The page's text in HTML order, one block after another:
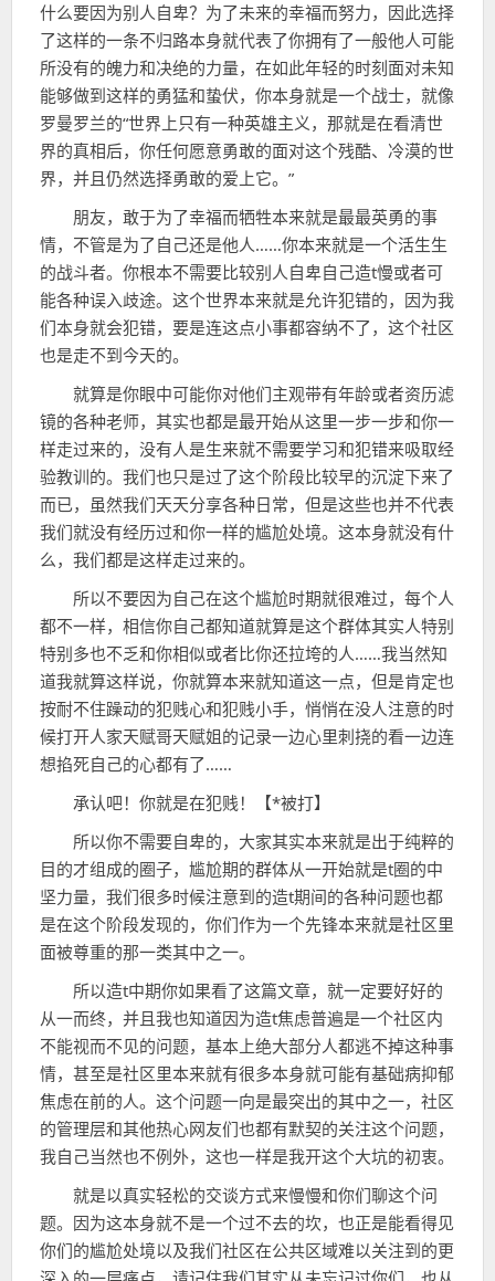
什么要因为别人自卑？为了未来的幸福而努力，因此选择
了这样的一条不归路本身就代表了你拥有了一般他人可能
所没有的魄力和决绝的力量，在如此年轻的时刻面对未知
能够做到这样的勇猛和蛰伏，你本身就是一个战士，就像
罗曼罗兰的“世界上只有一种英雄主义，那就是在看清世
界的真相后，你任何愿意勇敢的面对这个残酷、冷漠的世
界，并且仍然选择勇敢的爱上它。”
朋友，敢于为了幸福而牺牲本来就是最最英勇的事
情，不管是为了自己还是他人……你本来就是一个活生生
的战斗者。你根本不需要比较别人自卑自己造t慢或者可
能各种误入歧途。这个世界本来就是允许犯错的，因为我
们本身就会犯错，要是连这点小事都容纳不了，这个社区
也是走不到今天的。
就算是你眼中可能你对他们主观带有年龄或者资历滤
镜的各种老师，其实也都是最开始从这里一步一步和你一
样走过来的，没有人是生来就不需要学习和犯错来吸取经
验教训的。我们也只是过了这个阶段比较早的沉淀下来了
而已，虽然我们天天分享各种日常，但是这些也并不代表
我们就没有经历过和你一样的尴尬处境。这本身就没有什
么，我们都是这样走过来的。
所以不要因为自己在这个尴尬时期就很难过，每个人
都不一样，相信你自己都知道就算是这个群体其实人特别
特别多也不乏和你相似或者比你还拉垮的人……我当然知
道我就算这样说，你就算本来就知道这一点，但是肯定也
按耐不住躁动的犯贱心和犯贱小手，悄悄在没人注意的时
候打开人家天赋哥天赋姐的记录一边心里刺挠的看一边连
想掐死自己的心都有了……
承认吧！你就是在犯贱！【*被打】
所以你不需要自卑的，大家其实本来就是出于纯粹的
目的才组成的圈子，尴尬期的群体从一开始就是t圈的中
坚力量，我们很多时候注意到的造t期间的各种问题也都
是在这个阶段发现的，你们作为一个先锋本来就是社区里
面被尊重的那一类其中之一。
所以造t中期你如果看了这篇文章，就一定要好好的
从一而终，并且我也知道因为造t焦虑普遍是一个社区内
不能视而不见的问题，基本上绝大部分人都逃不掉这种事
情，甚至是社区里本来就有很多本身就可能有基础病抑郁
焦虑在前的人。这个问题一向是最突出的其中之一，社区
的管理层和其他热心网友们也都有默契的关注这个问题，
我自己当然也不例外，这也一样是我开这个大坑的初衷。
就是以真实轻松的交谈方式来慢慢和你们聊这个问
题。因为这本身就不是一个过不去的坎，也正是能看得见
你们的尴尬处境以及我们社区在公共区域难以关注到的更